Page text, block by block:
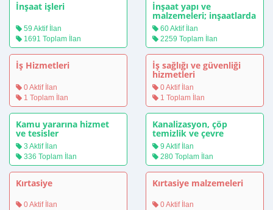
İnşaat işleri
59 Aktif İlan
1691 Toplam İlan
İnşaat yapı ve
malzemeleri; inşaatlarda
kullanılan
yardımcı/destek ürünler
60 Aktif İlan
2259 Toplam İlan
İş Hizmetleri
0 Aktif İlan
1 Toplam İlan
İş sağlığı ve güvenliği
hizmetleri
0 Aktif İlan
1 Toplam İlan
Kamu yararına hizmet
ve tesisler
3 Aktif İlan
336 Toplam İlan
Kanalizasyon, çöp
temizlik ve çevre
hizmetleri
9 Aktif İlan
280 Toplam İlan
Kırtasiye
0 Aktif İlan
Kırtasiye malzemeleri
0 Aktif İlan